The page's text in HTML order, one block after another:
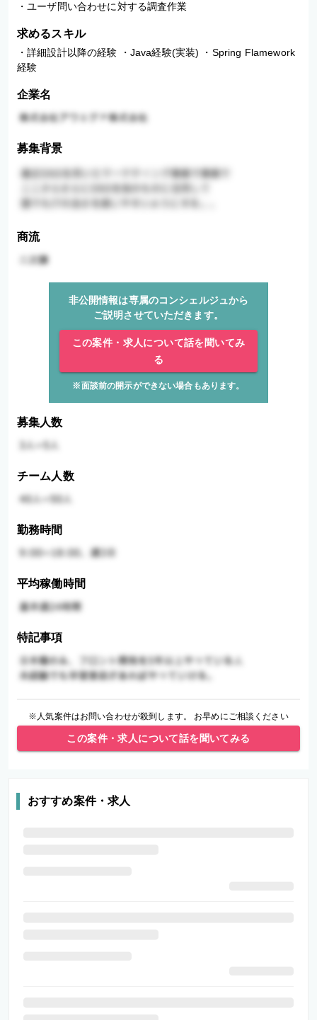
・ユーザ問い合わせに対する調査作業
求めるスキル
・詳細設計以降の経験 ・Java経験(実装) ・Spring Flamework
経験
企業名
募集背景
商流
非公開情報は専属のコンシェルジュから
ご説明させていただきます。
この案件・求人について話を聞いてみ
る
※面談前の開示ができない場合もあります。
募集人数
チーム人数
勤務時間
平均稼働時間
特記事項
※人気案件はお問い合わせが殺到します。 お早めにご相談ください
この案件・求人について話を聞いてみる
おすすめ案件・求人